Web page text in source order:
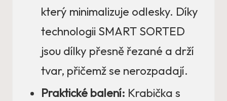
který minimalizuje odlesky. Díky
technologii SMART SORTED
jsou dílky přesně řezané a drží
tvar, přičemž se nerozpadají.
Praktické balení: Krabička s